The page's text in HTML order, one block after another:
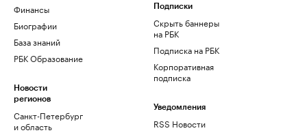
Финансы
Биографии
База знаний
РБК Образование
Новости
регионов
Санкт-Петербург
и область
Подписки
Скрыть баннеры
на РБК
Подписка на РБК
Корпоративная
подписка
Уведомления
RSS Новости